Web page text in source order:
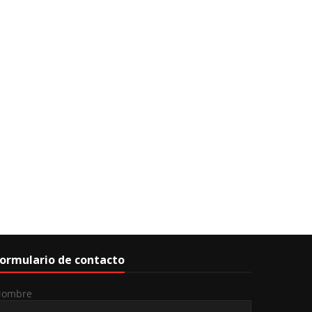
de contacto